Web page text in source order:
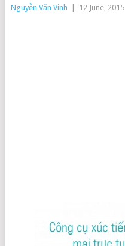
Nguyễn Văn Vinh 12 June, 2015